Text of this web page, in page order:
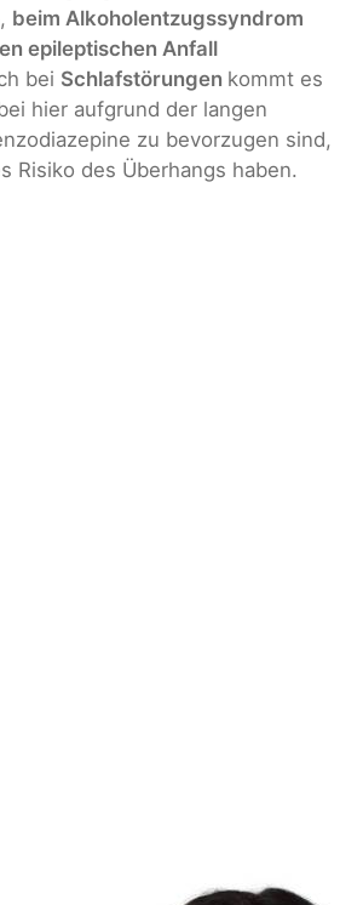
, beim Alkoholentzugssyndrom
epileptischen Anfall
bei Schlafstörungen kommt es
hier aufgrund der langen
zu bevorzugen sind,
Risiko des Überhangs haben.